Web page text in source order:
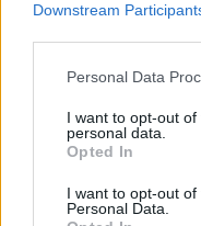
Downstream
Please note that this
not limited to your visit
grant or deny consent
use your data for
consent section.
Personal Data
I want to opt-out
personal data.
Opted In
I want to opt-out
Personal Data.
senza
San
con